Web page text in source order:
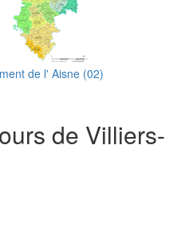
de l' Aisne (02)
de Villiers-